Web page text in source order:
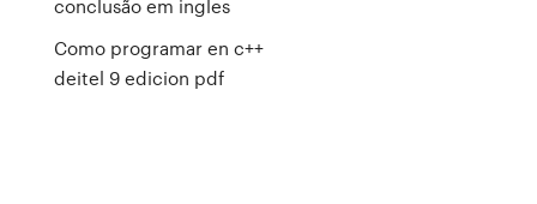
conclusão em ingles
Como programar en c++
deitel 9 edicion pdf